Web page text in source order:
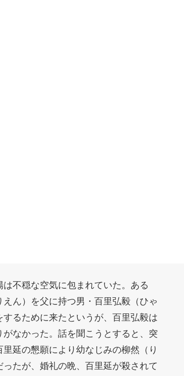
不穏な空気に包まれていた。ある
ん）を父に持つ男・百里弘毅（ひゃ
るために来たというが、百里弘毅は
なかった。話を聞こうとすると、突
延の懇願により幼なじみの柳然（り
たが、婚礼の晩、百里延が殺されて